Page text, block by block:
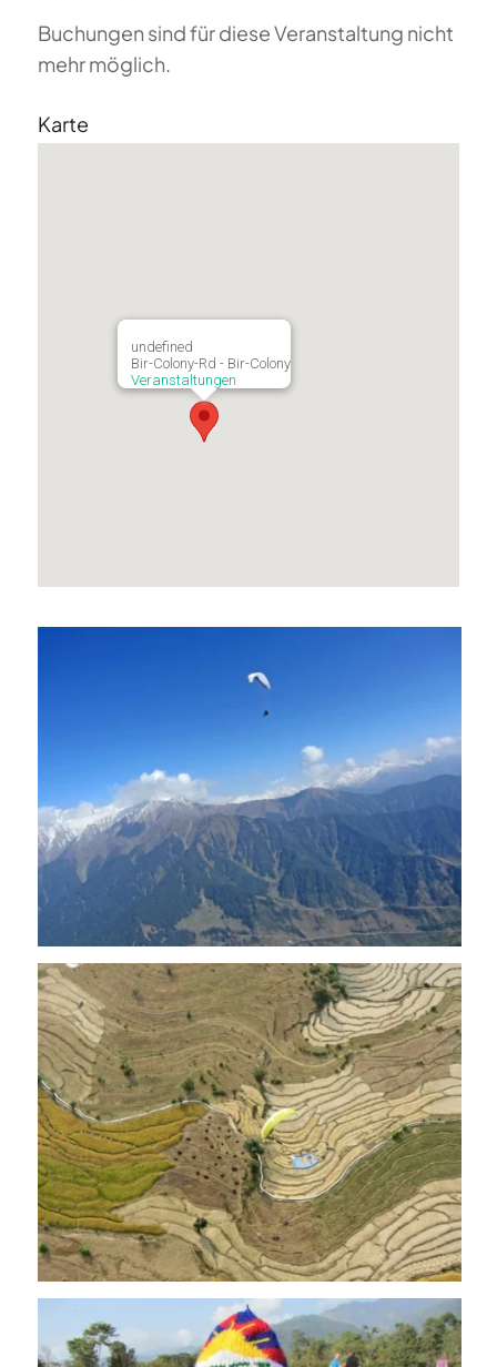
Buchungen sind für diese Veranstaltung nicht
mehr möglich.
Karte
undefined
Bir-Colony-Rd - Bir-Colony
Veranstaltungen